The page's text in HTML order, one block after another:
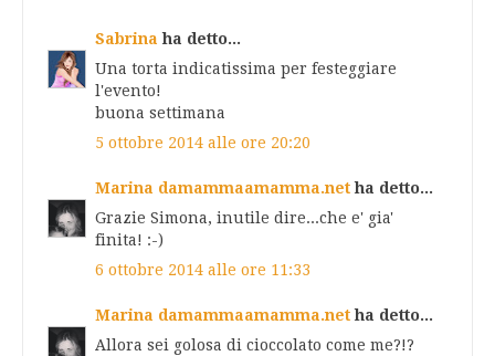
Sabrina ha detto...
Una torta indicatissima per festeggiare
l'evento!
buona settimana
5 ottobre 2014 alle ore 20:20
Marina damammaamamma.netha detto...
Grazie Simona, inutile dire...che e' gia'
finita! :-)
6 ottobre 2014 alle ore 11:33
Marina damammaamamma.netha detto...
Allora sei golosa di cioccolato come me?!?